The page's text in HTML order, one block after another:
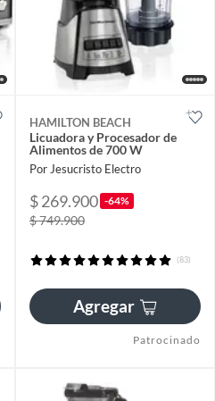
HAMILTON BEACH
Licuadora y Procesador de
Alimentos de 700 W
Por Jesucristo Electro
$ 269.900 -64%
$ 749.900
(83)
Agregar
Patrocinado